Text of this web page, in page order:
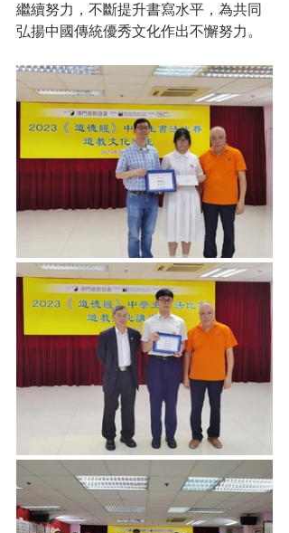
繼續努力，不斷提升書寫水平，為共同
弘揚中國傳統優秀文化作出不懈努力。